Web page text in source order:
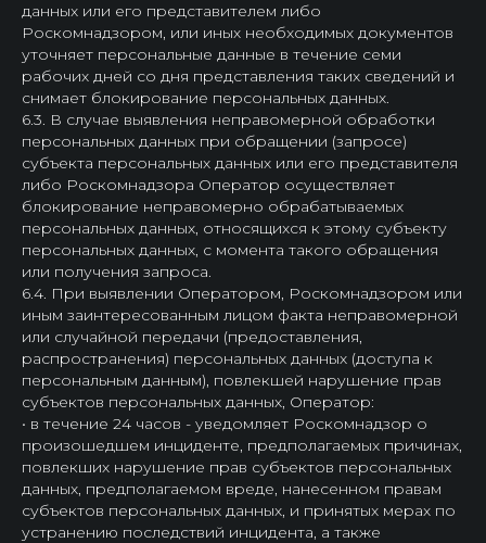
данных или его представителем либо
Роскомнадзором, или иных необходимых документов
уточняет персональные данные в течение семи
рабочих дней со дня представления таких сведений и
снимает блокирование персональных данных.
6.3. В случае выявления неправомерной обработки
персональных данных при обращении (запросе)
субъекта персональных данных или его представителя
либо Роскомнадзора Оператор осуществляет
блокирование неправомерно обрабатываемых
персональных данных, относящихся к этому субъекту
персональных данных, с момента такого обращения
или получения запроса.
6.4. При выявлении Оператором, Роскомнадзором или
иным заинтересованным лицом факта неправомерной
или случайной передачи (предоставления,
распространения) персональных данных (доступа к
персональным данным), повлекшей нарушение прав
субъектов персональных данных, Оператор:
• в течение 24 часов - уведомляет Роскомнадзор о
произошедшем инциденте, предполагаемых причинах,
повлекших нарушение прав субъектов персональных
данных, предполагаемом вреде, нанесенном правам
субъектов персональных данных, и принятых мерах по
устранению последствий инцидента, а также